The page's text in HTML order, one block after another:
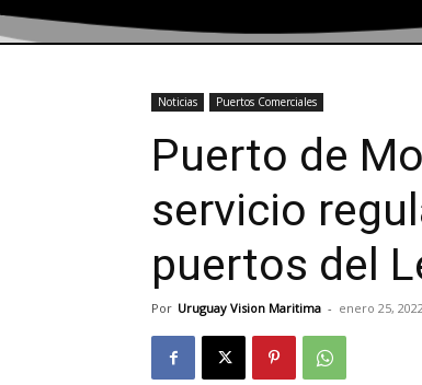
Noticias Puertos Comerciales
Puerto de
servicio
puertos del
Por Uruguay Vision Maritima - enero 25,